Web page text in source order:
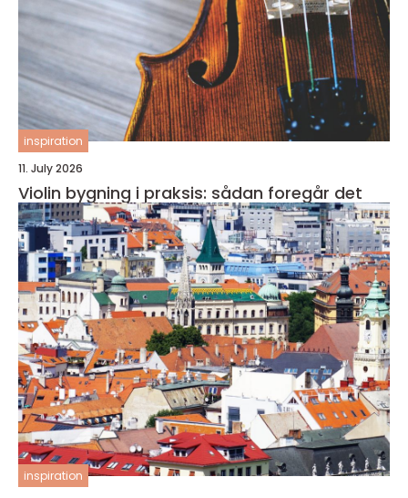
inspiration
11. July 2026
Violin bygning i praksis: sådan foregår det
inspiration